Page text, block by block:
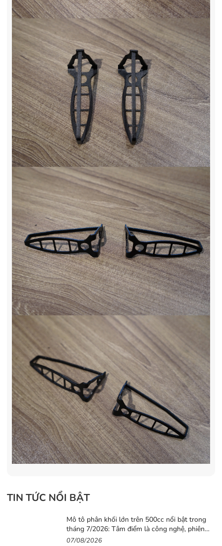
TIN TỨC NỔI BẬT
Mô tô phân khối lớn trên 500cc nổi bật trong
tháng 7/2026: Tâm điểm là công nghệ, phiên
bản giới hạn và những cấu hình “đỉnh”
07/08/2026